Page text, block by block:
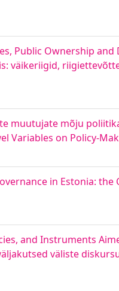
Public Ownership and
väikeriigid,
muutujate mõju
Variables on Policy-
in Estonia: the
and Instruments
väliste